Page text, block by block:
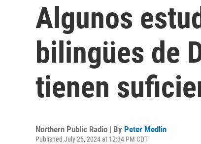
Algunos
bilingües de
tienen
Northern Public Radio | By Peter Medlin
Published July 25, 2024 at 12:34 PM CDT